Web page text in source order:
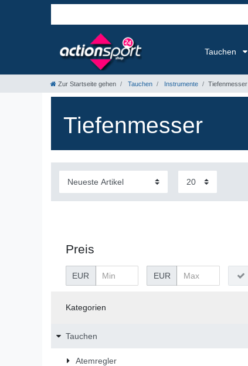
Tauchen
Zur Startseite gehen Tauchen Instrumente Tiefenmesser
Tiefenmesser
Preis
EUR EUR
Kategorien
Tauchen
Atemregler